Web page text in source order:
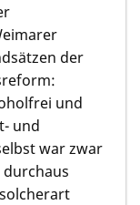
der
und
und
war zwar